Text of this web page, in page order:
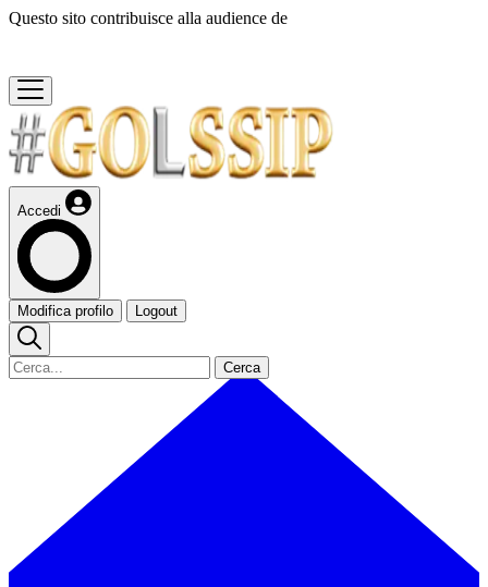
Questo sito contribuisce alla audience de
Accedi
Modifica profilo Logout
Cerca